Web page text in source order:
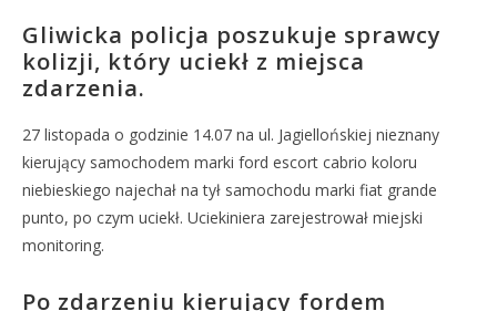
Gliwicka policja poszukuje sprawcy
kolizji, który uciekł z miejsca
zdarzenia.
27 listopada o godzinie 14.07 na ul. Jagiellońskiej nieznany
kierujący samochodem marki ford escort cabrio koloru
niebieskiego najechał na tył samochodu marki fiat grande
punto, po czym uciekł. Uciekiniera zarejestrował miejski
monitoring.
Po zdarzeniu kierujący fordem